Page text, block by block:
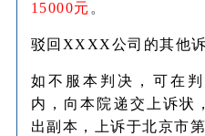
15000元 。
驳回XXXX公司的其他诉
如不服本判决，可在
内，向本院递交上诉状
出副本，上诉于北京市